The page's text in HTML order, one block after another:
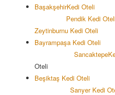
BaşakşehirKedi Oteli
Pendik Kedi
Zeytinburnu Kedi Oteli
Bayrampaşa Kedi Oteli
Sancaktepe
Oteli
Beşiktaş Kedi Oteli
Sarıyer Kedi